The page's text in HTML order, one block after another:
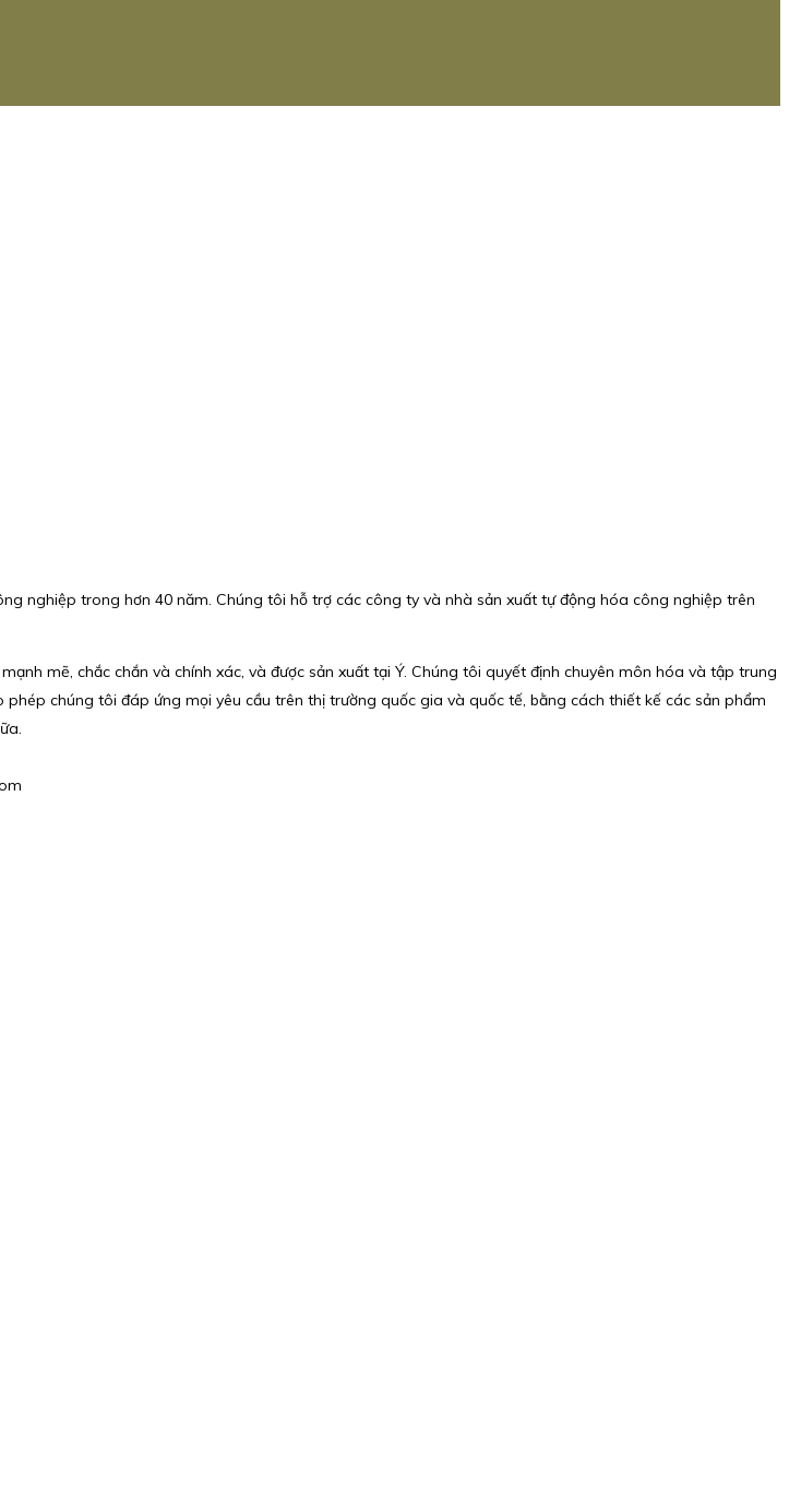
nghiệp trong hơn 40 năm. Chúng tôi hỗ trợ các công ty và nhà sản xuất tự động hóa công nghiệp trên
mẽ, chắc chắn và chính xác, và được sản xuất tại Ý. Chúng tôi quyết định chuyên môn hóa và tập trung
chúng tôi đáp ứng mọi yêu cầu trên thị trường quốc gia và quốc tế, bằng cách thiết kế các sản phẩm